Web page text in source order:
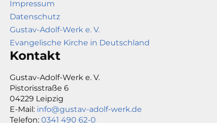
Impressum
Datenschutz
Gustav-Adolf-Werk e. V.
Evangelische Kirche in Deutschland
Kontakt
Gustav-Adolf-Werk e. V.
Pistorisstraße 6
04229 Leipzig
E-Mail: info@gustav-adolf-werk.de
Telefon: 0341 490 62-0